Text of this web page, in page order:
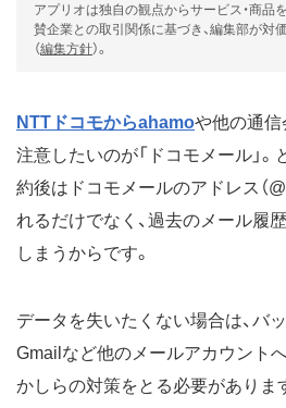
アプリオは独自の観点からサービス・商品
賛企業との取引関係に基づき、編集部が対
（編集方針）。
NTTドコモからahamoや他の通信
注意したいのが「ドコモメール」。
約後はドコモメールのアドレス（
れるだけでなく、過去のメール履
しまうからです。
データを失いたくない場合は、バ
Gmailなど他のメールアカウント
かしらの対策をとる必要がありま